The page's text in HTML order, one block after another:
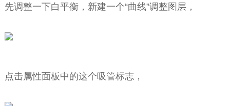
先调整一下白平衡，新建一个“曲线”调整图层，
点击属性面板中的这个吸管标志，